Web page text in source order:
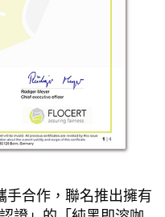
手合作，聯名推出擁有